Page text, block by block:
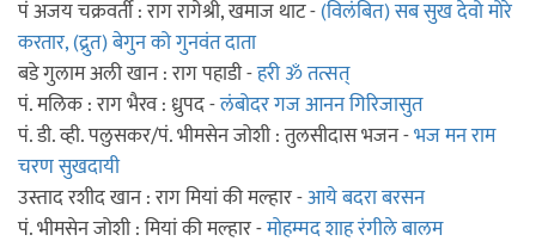
पं अजय चक्रवर्ती : राग रागेश्री, खमाज थाट -(विलंबित) सब सुख देवो मोरे
करतार, (द्रुत) बेगुन को गुनवंत दाता
बडे गुलाम अली खान : राग पहाडी -हरी ॐ तत्सत्
पं. मलिक : राग भैरव : ध्रुपद -लंबोदर गज आनन गिरिजासुत
पं. डी. व्ही. पलुसकर/पं. भीमसेन जोशी : तुलसीदास भजन -भज मन राम
चरण सुखदायी
उस्ताद रशीद खान : राग मियां की मल्हार -आये बदरा बरसन
पं. भीमसेन जोशी : मियां की मल्हार -मोहम्मद शाह रंगीले बालम